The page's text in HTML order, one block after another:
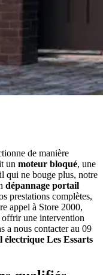
de manière
un moteur bloqué, une
qui ne bouge plus, notre
dépannage portail
prestations complètes,
appel à Store 2000,
une intervention
a nous contacter au 09
électrique Les Essarts